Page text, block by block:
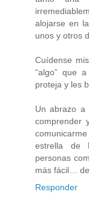
alojarse en
unos y otros
Cuídense
“algo” que
proteja y les
Un abrazo a
comprender
estrella de
personas
más fácil…
Responder